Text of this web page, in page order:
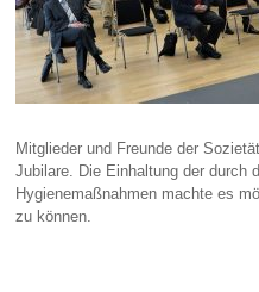
Mitglieder und Freunde der
Jubilare. Die Einhaltung der durch
Hygienemaßnahmen machte es
zu können.